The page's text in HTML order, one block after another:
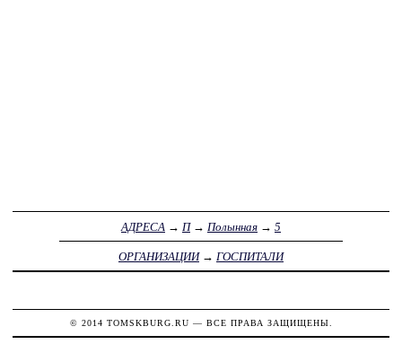
АДРЕСА → П→ Полынная → 5
ОРГАНИЗАЦИИ→ ГОСПИТАЛИ
© 2014 TOMSKBURG.RU — ВСЕ ПРАВА ЗАЩИЩЕНЫ.